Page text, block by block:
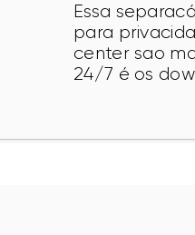
Essa
para
center sao
24/7 é os